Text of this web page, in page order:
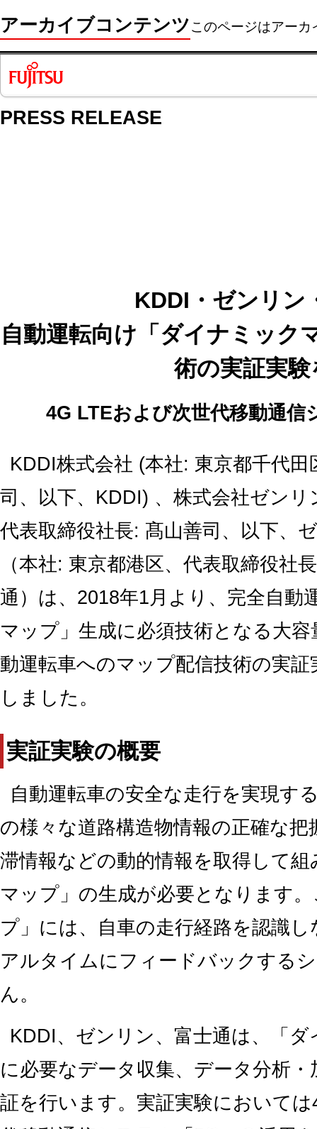
アーカイブコンテンツこのページはアー
PRESS RELEASE
KDDI・ゼンリン
自動運転向け「ダイナミック
術の実証実験
4G LTEおよび次世代移動通信
KDDI株式会社 (本社: 東京都千代
司、以下、KDDI) 、株式会社ゼン
代表取締役社長: 髙山善司、以下、
（本社: 東京都港区、代表取締役社
通）は、2018年1月より、完全自動
マップ」生成に必須技術となる大
動運転車へのマップ配信技術の実
しました。
実証実験の概要
自動運転車の安全な走行を実現す
の様々な道路構造物情報の正確な
滞情報などの動的情報を取得して
マップ」の生成が必要となります
プ」には、自車の走行経路を認識
アルタイムにフィードバックする
ん。
KDDI、ゼンリン、富士通は、「
に必要なデータ収集、データ分析
証を行います。実証実験において